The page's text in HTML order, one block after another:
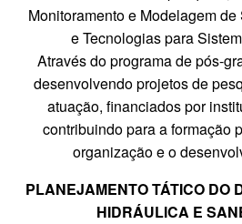
Monitoramento e Modelagem
e Tecnologias para
Através do programa de pós-
desenvolvendo projetos de
atuação, financiados por
contribuindo para a formação
organização e o
PLANEJAMENTO TÁTICO DO
HIDRÁULICA E